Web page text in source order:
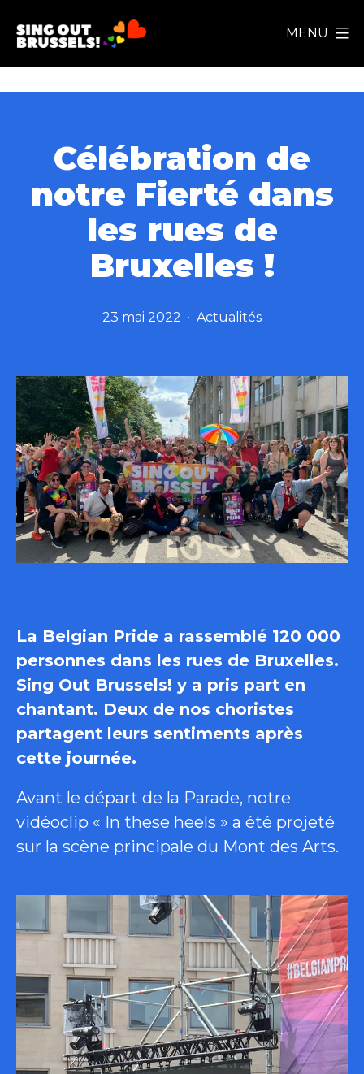
au
MENU
Célébration de
notre Fierté dans
les rues de
Bruxelles !
Publié
23 mai 2022
Catégorisé
Actualités
La Belgian Pride a rassemblé 120 000
personnes dans les rues de Bruxelles.
Sing Out Brussels! y a pris part en
chantant. Deux de nos choristes
partagent leurs sentiments après
cette journée.
Avant le départ de la Parade, notre
vidéoclip « In these heels » a été projeté
sur la scène principale du Mont des Arts.